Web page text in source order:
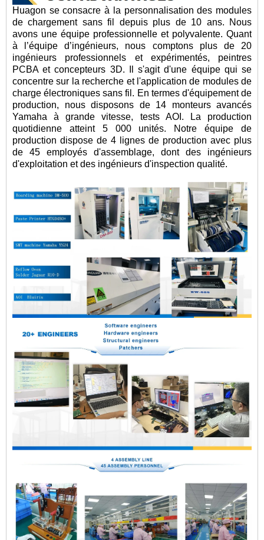
Huagon se consacre à la personnalisation des modules
de chargement sans fil depuis plus de 10 ans. Nous
avons une équipe professionnelle et polyvalente. Quant
à l’équipe d’ingénieurs, nous comptons plus de 20
ingénieurs professionnels et expérimentés, peintres
PCBA et concepteurs 3D. Il s'agit d'une équipe qui se
concentre sur la recherche et l'application de modules de
charge électroniques sans fil. En termes d'équipement de
production, nous disposons de 14 monteurs avancés
Yamaha à grande vitesse, tests AOI. La production
quotidienne atteint 5 000 unités. Notre équipe de
production dispose de 4 lignes de production avec plus
de 45 employés d'assemblage, dont des ingénieurs
d'exploitation et des ingénieurs d'inspection qualité.